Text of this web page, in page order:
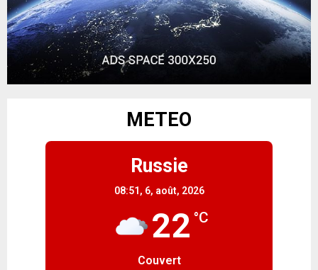
METEO
Russie
08:51, 6, août, 2026
22 °C
Couvert